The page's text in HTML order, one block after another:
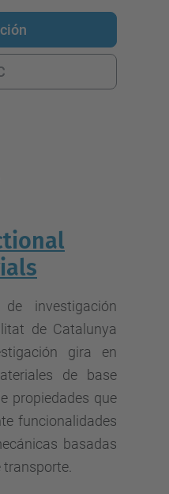
investigación
de Catalunya
gira en
de base
propiedades que
funcionalidades
basadas